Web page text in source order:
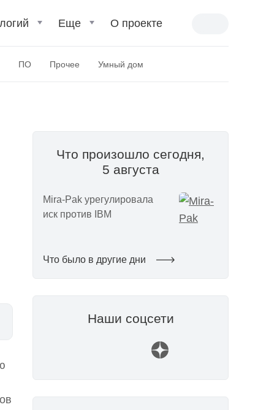
Еще О проекте
ПО Прочее Умный дом
Что произошло сегодня,
5 августа
Mira-Pak урегулировала
иск против IBM
Что было в другие дни
Наши соцсети